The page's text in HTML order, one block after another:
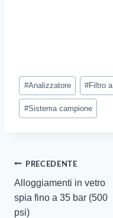
Tag
post:
#Analizzatore #Filtro
#Sistema campione
Navigazione
articoli
PRECEDENTE
Alloggiamenti in vetro
spia fino a 35 bar (500
psi)